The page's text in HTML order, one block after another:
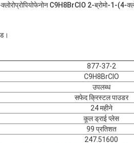
C9H8BrClO 2-ब्रोमो-1-(4-
877-37-2
C9H8BrClO
उपलब्ध
सफेद क्रिस्टल पाउडर
24 महीने
कूल ड्राई प्लेस
99 प्रतिशत
247.51600